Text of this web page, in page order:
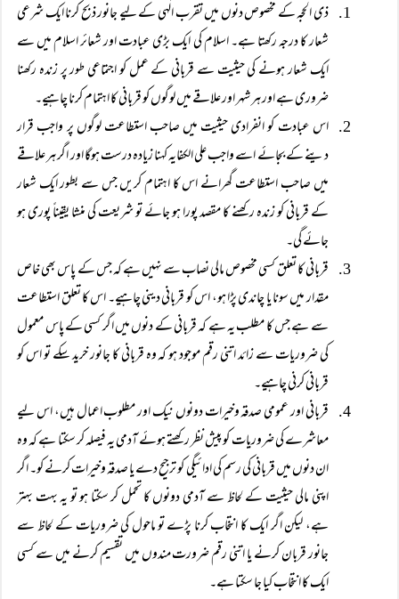
ذی الحجہ کے مخصوص دنوں میں تقرب الٰہی کے لیے جانور ذبح کرنا ایک شرعی
شعار کا درجہ رکھتا ہے۔ اسلام کی ایک بڑی عبادت اور شعائر اسلام میں سے
ایک شعار ہونے کی حیثیت سے قربانی کے عمل کو اجتماعی طور پر زندہ رکھنا
ضروری ہے اور ہر شہر اور علاقے میں لوگوں کو قربانی کا اہتمام کرنا چاہیے۔
اس عبادت کو انفرادی حیثیت میں صاحب استطاعت لوگوں پر واجب قرار
دینے کے بجائے اسے واجب علی الکفایہ کہنا زیادہ درست ہوگا اور اگر ہر علاقے
میں صاحب استطاعت گھرانے اس کا اہتمام کریں جس سے بطور ایک شعار
کے قربانی کو زندہ رکھنے کا مقصد پورا ہو جائے تو شریعت کی منشا یقیناً‌ پوری ہو
جائے گی۔
قربانی کا تعلق کسی مخصوص مالی نصاب سے نہیں ہے کہ جس کے پاس بھی خاص
مقدار میں سونا یا چاندی پڑا ہو، اس کو قربانی دینی چاہیے۔ اس کا تعلق استطاعت
سے ہے جس کا مطلب یہ ہے کہ قربانی کے دنوں میں اگر کسی کے پاس معمول
کی ضروریات سے زائد اتنی رقم موجود ہو کہ وہ قربانی کا جانور خرید سکے تو اس کو
قربانی کرنی چاہیے۔
قربانی اور عمومی صدقہ وخیرات دونوں نیک اور مطلوب اعمال ہیں، اس لیے
معاشرے کی ضروریات کو پیش نظر رکھتے ہوئے آدمی یہ فیصلہ کر سکتا ہے کہ وہ
ان دنوں میں قربانی کی رسم کی ادائیگی کو ترجیح دے یا صدقہ وخیرات کرنے کو۔ اگر
اپنی مالی حیثیت کے لحاظ سے آدمی دونوں کا تحمل کر سکتا ہو تو یہ بہت بہتر
ہے، لیکن اگر ایک کا انتخاب کرنا پڑے تو ماحول کی ضروریات کے لحاظ سے
جانور قربان کرنے یا اتنی رقم ضرورت مندوں میں تقسیم کرنے میں سے کسی
ایک کا انتخاب کیا جا سکتا ہے۔